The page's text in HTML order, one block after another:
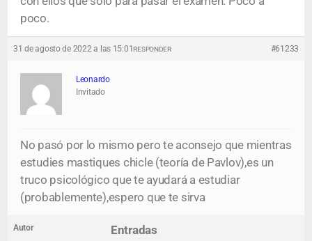
poco.
31 de agosto de 2022 a las 15:01 #61233
RESPONDER
Leonardo
Invitado
No pasó por lo mismo pero te aconsejo que mientras
estudies mastiques chicle (teoría de Pavlov),es un
truco psicológico que te ayudará a estudiar
(probablemente),espero que te sirva
Autor Entradas